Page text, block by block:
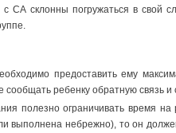
СА склонны погружаться в свой
предоставить ему
ребенку обратную связь и
полезно ограничивать время
выполнена небрежно), то он